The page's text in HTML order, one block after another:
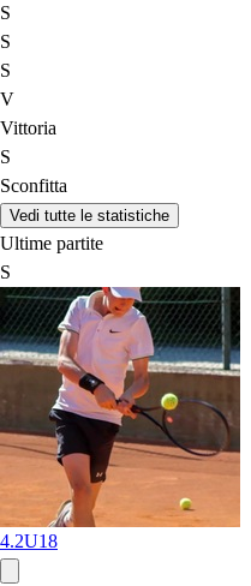
S
S
S
V
Vittoria
S
Sconfitta
Vedi tutte le statistiche
Ultime partite
S
4.2U18